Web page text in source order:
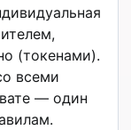
(токенами).
всеми
— один